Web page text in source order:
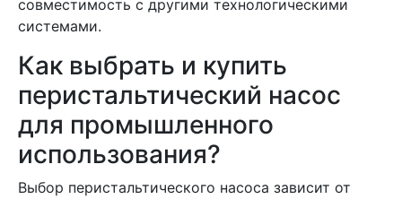
совместимость с другими технологическими
системами.
Как выбрать и купить
перистальтический насос
для промышленного
использования?
Выбор перистальтического насоса зависит от